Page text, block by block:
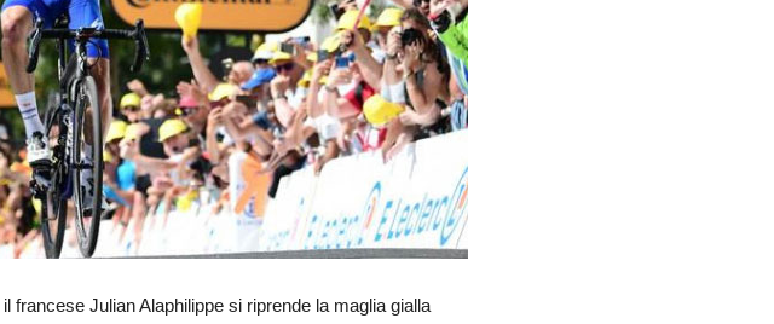
il francese Julian Alaphilippe si riprende la maglia gialla